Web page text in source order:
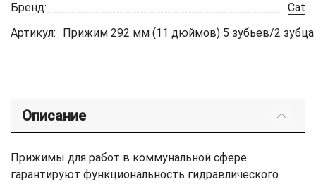
Бренд:
Cat
Артикул:
Прижим 292 мм (11 дюймов) 5 зубьев/2 зубца
Описание
Прижимы для работ в коммунальной сфере
гарантируют функциональность гидравлического